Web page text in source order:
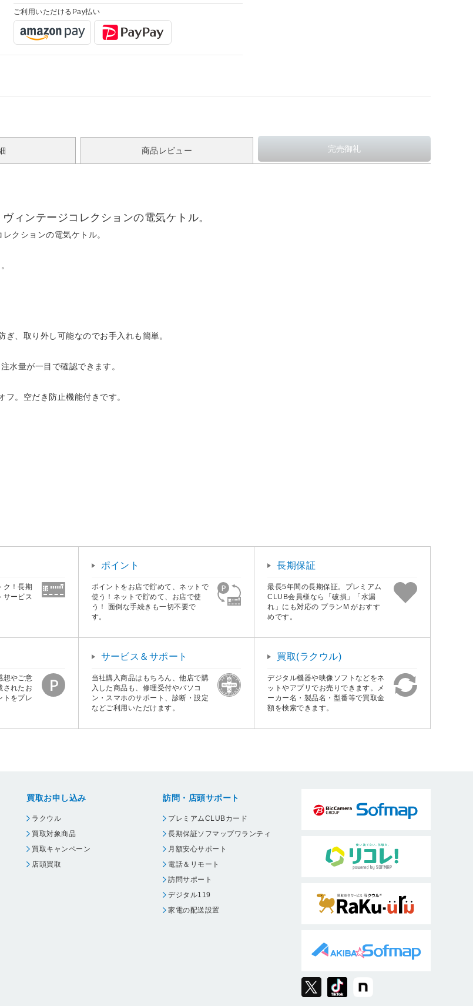
ご利用いただけるPay払い
商品レビュー
ィンテージコレクションの電気ケトル。
クションの電気ケトル。
、取り外し可能なのでお手入れも簡単。
量が一目で確認できます。
。空だき防止機能付きです。
ク！長期
サービス
ポイント
ポイントをお店で貯めて、ネットで
使う！ネットで貯めて、お店で使
う！ 面倒な手続きも一切不要で
す。
長期保証
最長5年間の長期保証。プレミアム
CLUB会員様なら「破損」「水漏
れ」にも対応の プランM がおすす
めです。
想やご意
されたお
トをプレ
サービス＆サポート
当社購入商品はもちろん、他店で購
入した商品も、修理受付やパソコ
ン・スマホのサポート、診断・設定
などご利用いただけます。
買取(ラクウル)
デジタル機器や映像ソフトなどをネ
ットやアプリでお売りできます。メ
ーカー名・製品名・型番等で買取金
額を検索できます。
買取お申し込み
ラクウル
買取対象商品
買取キャンペーン
店頭買取
訪問・店頭サポート
プレミアムCLUBカード
長期保証ソフマップワランティ
月額安心サポート
電話＆リモート
訪問サポート
デジタル119
家電の配送設置